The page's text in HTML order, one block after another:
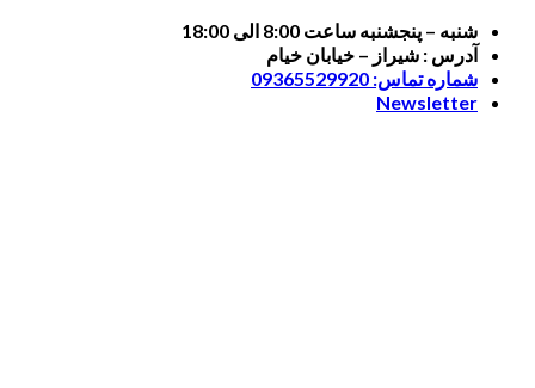
Skip
content
شنبه – پنجشنبه ساعت 8:00 الی 18:00
آدرس : شیراز – خیابان خیام
شماره تماس: 09365529920
Newsletter